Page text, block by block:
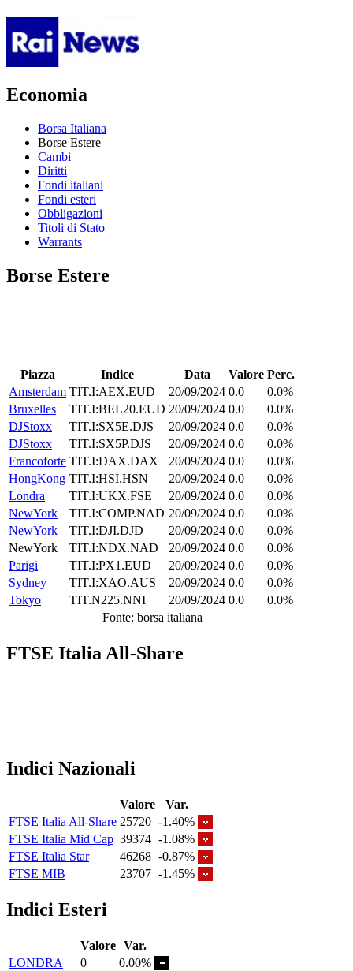
Economia
Borsa Italiana
Borse Estere
Cambi
Diritti
Fondi italiani
Fondi esteri
Obbligazioni
Titoli di Stato
Warrants
Borse Estere
Piazza Indice Data Valore Perc.
Amsterdam TIT.I:AEX.EUD 20/09/2024 0.0
0.0%
Bruxelles
TIT.I:BEL20.EUD 20/09/2024 0.0
0.0%
DJStoxx
TIT.I:SX5E.DJS 20/09/2024 0.0
0.0%
DJStoxx
TIT.I:SX5P.DJS 20/09/2024 0.0
0.0%
Francoforte TIT.I:DAX.DAX 20/09/2024 0.0
0.0%
HongKong TIT.I:HSI.HSN 20/09/2024 0.0
0.0%
Londra
TIT.I:UKX.FSE 20/09/2024 0.0
0.0%
NewYork
TIT.I:COMP.NAD 20/09/2024 0.0
0.0%
NewYork
TIT.I:DJI.DJD 20/09/2024 0.0
0.0%
NewYork
TIT.I:NDX.NAD 20/09/2024 0.0
0.0%
Parigi
TIT.I:PX1.EUD 20/09/2024 0.0
0.0%
Sydney
TIT.I:XAO.AUS 20/09/2024 0.0
0.0%
Tokyo
TIT.N225.NNI 20/09/2024 0.0
0.0%
Fonte: borsa italiana
FTSE Italia All-Share
Indici Nazionali
Valore
Var.
FTSE Italia All-Share 25720 -1.40%
FTSE Italia Mid Cap 39374 -1.08%
FTSE Italia Star
46268 -0.87%
FTSE MIB
23707 -1.45%
Indici Esteri
Valore Var.
LONDRA
0
0.00%